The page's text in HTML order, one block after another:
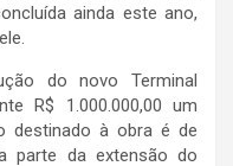
ainda este ano,
do novo Terminal
R$ 1.000.000,00 um
destinado à obra é de
parte da extensão do